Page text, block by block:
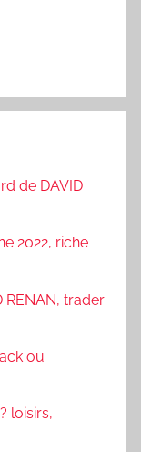
de DAVID
2022, riche
RENAN, trader
ou
loisirs,